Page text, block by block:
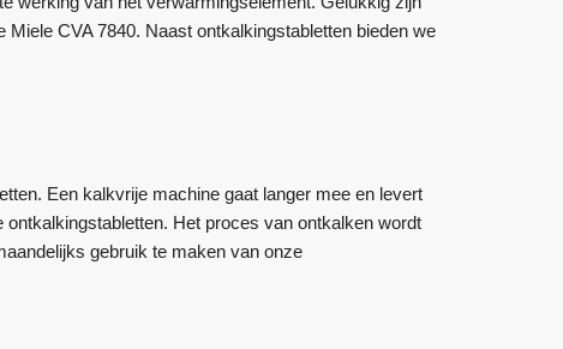
CVA 7840. Naast ontkalkingstabletten bieden we
Een kalkvrije machine gaat langer mee en levert
Het proces van ontkalken wordt
gebruik te maken van onze